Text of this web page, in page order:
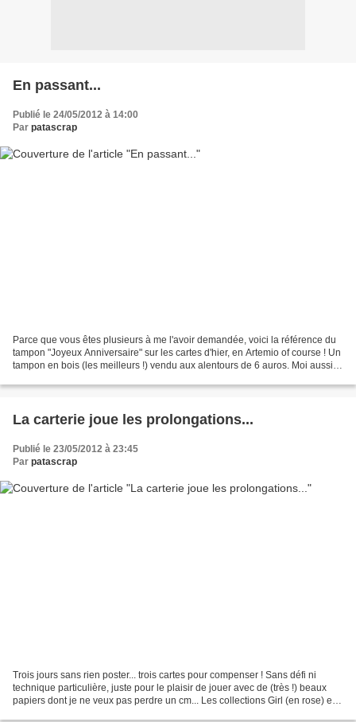
En passant...
Publié le 24/05/2012 à 14:00
Par patascrap
Parce que vous êtes plusieurs à me l'avoir demandée, voici la référence du
tampon "Joyeux Anniversaire" sur les cartes d'hier, en Artemio of course ! Un
tampon en bois (les meilleurs !) vendu aux alentours de 6 auros. Moi aussi je
La carterie joue les prolongations...
Publié le 23/05/2012 à 23:45
Par patascrap
Trois jours sans rien poster... trois cartes pour compenser ! Sans défi ni
technique particulière, juste pour le plaisir de jouer avec de (très !) beaux
papiers dont je ne veux pas perdre un cm... Les collections Girl (en rose) et